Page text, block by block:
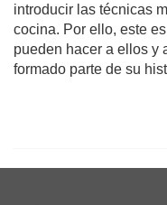
introducir las técnicas
cocina. Por ello, este
pueden hacer a ellos y
formado parte de su